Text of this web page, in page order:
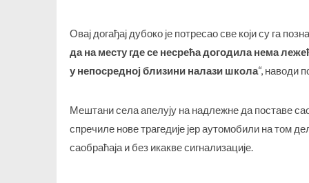
Овај догађај дубоко је потресао све који су га
да на месту где се несрећа догодила нема
у непосредној близини налази школа“, наводи
Мештани села апелују на надлежне да поставе
спречиле нове трагедије јер аутомобили на том
саобраћаја и без икакве сигнализације.